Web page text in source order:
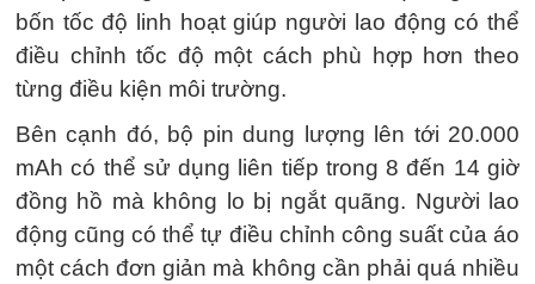
bốn tốc độ linh hoạt giúp người lao động có thể
điều chỉnh tốc độ một cách phù hợp hơn theo
từng điều kiện môi trường.
Bên cạnh đó, bộ pin dung lượng lên tới 20.000
mAh có thể sử dụng liên tiếp trong 8 đến 14 giờ
đồng hồ mà không lo bị ngắt quãng. Người lao
động cũng có thể tự điều chỉnh công suất của áo
một cách đơn giản mà không cần phải quá nhiều